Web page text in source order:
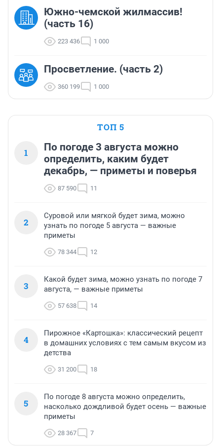
Южно-чемской жилмассив!
(часть 16)
223 436 1 000
Просветление. (часть 2)
360 199 1 000
ТОП 5
1
По погоде 3 августа можно
определить, каким будет
декабрь, — приметы и поверья
87 590 11
2
Суровой или мягкой будет зима, можно
узнать по погоде 5 августа — важные
приметы
78 344 12
3
Какой будет зима, можно узнать по погоде 7
августа, — важные приметы
57 638 14
4
Пирожное «Картошка»: классический рецепт
в домашних условиях с тем самым вкусом из
детства
31 200 18
5
По погоде 8 августа можно определить,
насколько дождливой будет осень — важные
приметы
28 367 7